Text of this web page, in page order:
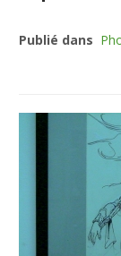
Publié dans